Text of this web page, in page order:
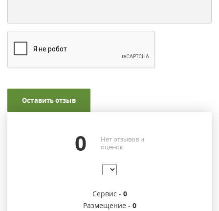
Оставить отзыв
0
Нет отзывов и
оценок
Сервис - 0
Размещение - 0